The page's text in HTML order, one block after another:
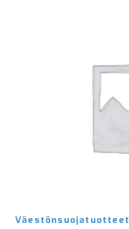
Väestönsuojatuotteet